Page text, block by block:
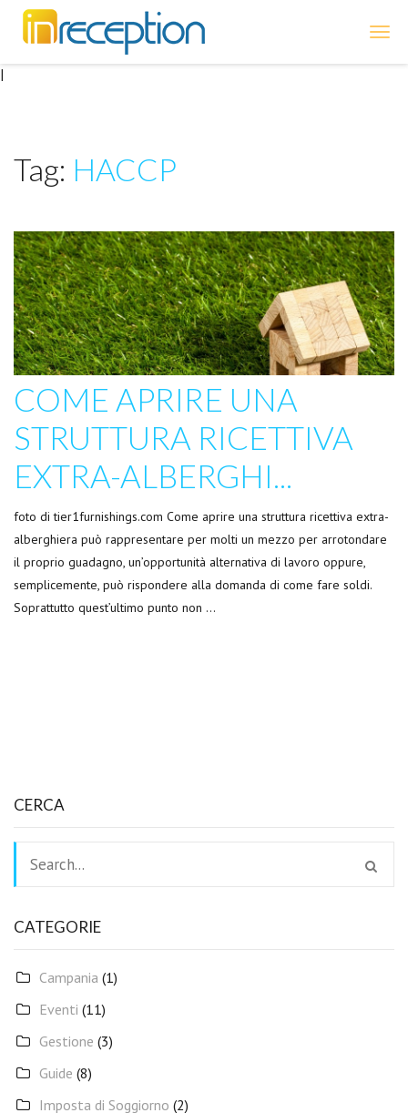
|
Tag: HACCP
COME APRIRE UNA
STRUTTURA RICETTIVA
EXTRA-ALBERGHI...
foto di tier1furnishings.com Come aprire una struttura ricettiva extra-
alberghiera può rappresentare per molti un mezzo per arrotondare
il proprio guadagno, un’opportunità alternativa di lavoro oppure,
semplicemente, può rispondere alla domanda di come fare soldi.
Soprattutto quest’ultimo punto non …
CERCA
CATEGORIE
Campania (1)
Eventi (11)
Gestione (3)
Guide (8)
Imposta di Soggiorno (2)